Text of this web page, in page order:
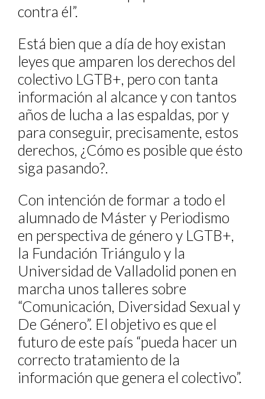
contra él”.
Está bien que a día de hoy existan
leyes que amparen los derechos del
colectivo LGTB+, pero con tanta
información al alcance y con tantos
años de lucha a las espaldas, por y
para conseguir, precisamente, estos
derechos, ¿Cómo es posible que ésto
siga pasando?.
Con intención de formar a todo el
alumnado de Máster y Periodismo
en perspectiva de género y LGTB+,
la Fundación Triángulo y la
Universidad de Valladolid ponen en
marcha unos talleres sobre
“Comunicación, Diversidad Sexual y
De Género”. El objetivo es que el
futuro de este país “pueda hacer un
correcto tratamiento de la
información que genera el colectivo”.